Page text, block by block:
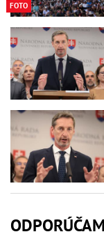
FOTO